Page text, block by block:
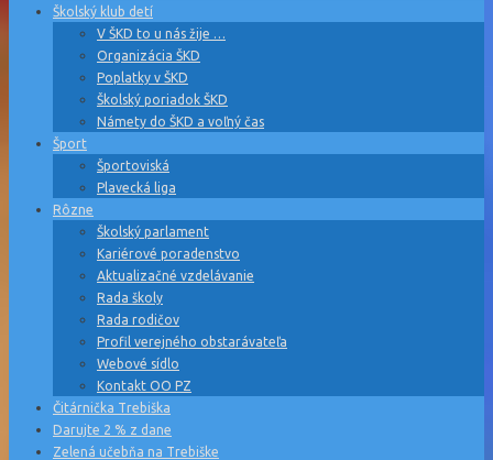
Školský klub detí
V ŠKD to u nás žije …
Organizácia ŠKD
Poplatky v ŠKD
Školský poriadok ŠKD
Námety do ŠKD a voľný čas
Šport
Športoviská
Plavecká liga
Rôzne
Školský parlament
Kariérové poradenstvo
Aktualizačné vzdelávanie
Rada školy
Rada rodičov
Profil verejného obstarávateľa
Webové sídlo
Kontakt OO PZ
Čitárnička Trebiška
Darujte 2 % z dane
Zelená učebňa na Trebiške